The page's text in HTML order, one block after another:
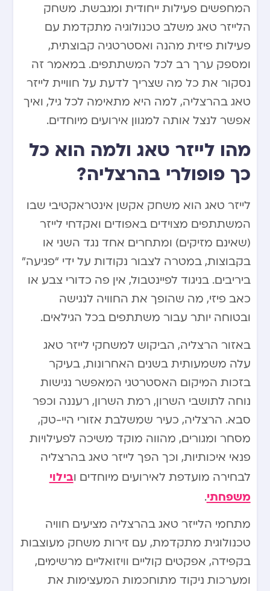
המחפשים פעילות ייחודית ומגבשת. משחק
הלייזר טאג משלב טכנולוגיה מתקדמת עם
פעילות פיזית מהנה ואסטרטגיה קבוצתית,
ומספק ערך רב לכל המשתתפים. במאמר זה
נסקור את כל מה שצריך לדעת על חוויית לייזר
טאג בהרצליה, למה היא מתאימה לכל גיל, ואיך
אפשר לנצל אותה למגוון אירועים מיוחדים.
מהו לייזר טאג ולמה הוא כל
כך פופולרי בהרצליה?
לייזר טאג הוא משחק אקשן אינטראקטיבי שבו
המשתתפים מצוידים באפודים ואקדחי לייזר
(שאינם מזיקים) ומתחרים אחד נגד השני או
בקבוצות, במטרה לצבור נקודות על ידי “פגיעה”
ביריבים. בניגוד לפיינטבול, אין פה כדורי צבע או
כאב פיזי, מה שהופך את החוויה לנגישה
ובטוחה יותר עבור משתתפים בכל הגילאים.
באזור הרצליה, הביקוש למשחקי לייזר טאג
עלה משמעותית בשנים האחרונות, בעיקר
בזכות המיקום האסטרטגי המאפשר נגישות
נוחה לתושבי השרון, רמת השרון, רעננה וכפר
סבא. הרצליה, כעיר שמשלבת אזורי היי-טק,
מסחר ומגורים, מהווה מוקד משיכה לפעילויות
פנאי איכותיות, וכך הפך לייזר טאג בהרצליה
לבחירה מועדפת לאירועים מיוחדים ובילוי
משפחתי.
מתחמי הלייזר טאג בהרצליה מציעים חוויה
טכנולוגית מתקדמת, עם זירות משחק מעוצבות
בקפידה, אפקטים קוליים וויזואליים מרשימים,
ומערכות ניקוד מתוחכמות המעצימות את